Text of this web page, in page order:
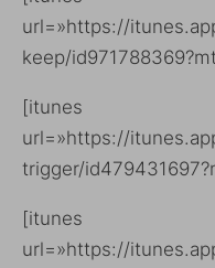
url=»https://
keep/
[itunes
url=»https://
trigger/
[itunes
url=»https://